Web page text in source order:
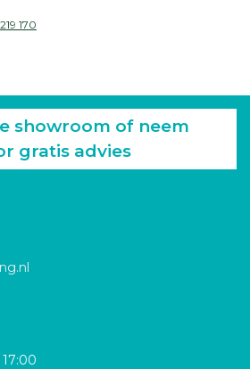
170
showroom of neem
gratis advies